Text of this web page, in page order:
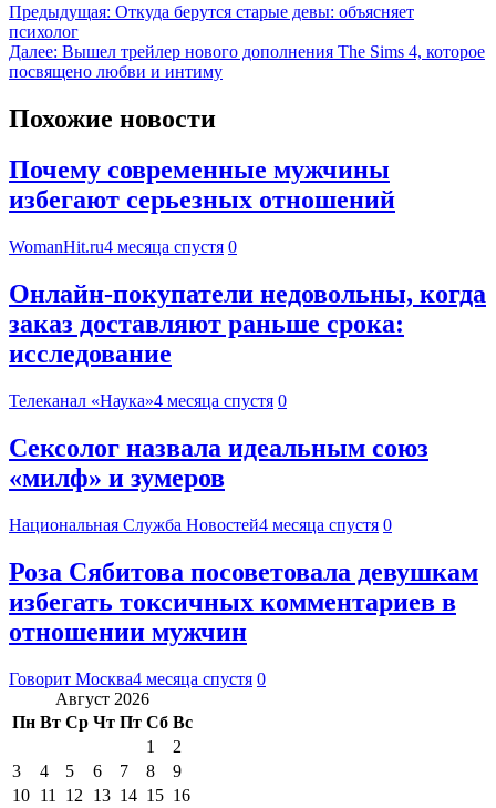
Предыдущая: Откуда берутся старые девы: объясняет
психолог
Далее: Вышел трейлер нового дополнения The Sims 4, которое
посвящено любви и интиму
Похожие новости
Почему современные мужчины
избегают серьезных отношений
WomanHit.ru4 месяца спустя 0
Онлайн-покупатели недовольны, когда
заказ доставляют раньше срока:
исследование
Телеканал «Наука»4 месяца спустя 0
Сексолог назвала идеальным союз
«милф» и зумеров
Национальная Служба Новостей4 месяца спустя 0
Роза Сябитова посоветовала девушкам
избегать токсичных комментариев в
отношении мужчин
Говорит Москва4 месяца спустя 0
Август 2026
Пн Вт Ср Чт Пт Сб Вс
1
2
3
4 5 6 7 8
9
10 11 12 13 14 15 16